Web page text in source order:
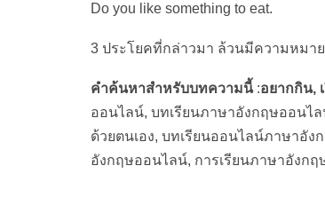
Do you like something to eat.
3 ประโยคที่กล่าวมา ล้วนมีความหมา
คำค้นหาสำหรับบทความนี้ :อยากกิน,
ออนไลน์, บทเรียนภาษาอังกฤษออนไ
ด้วยตนเอง, บทเรียนออนไลน์ภาษาอั
อังกฤษออนไลน์, การเรียนภาษาอังก